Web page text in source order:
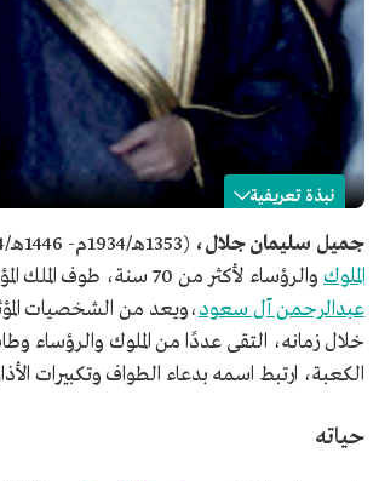
نبذة تعريفية
جميل جلال
الاسم
جميل جلال.
التصنيف
مطوف.
مكان الميلاد
مكة المكرمة.
تاريخ الميلاد
1934م.
تاريخ الوفاة
جميل سليمان جلال، (1353هـ/1934م- 1446هـ/2024م)،
الملوك والرؤساء لأكثر من 70 سنة، طوف الملك المؤسس
عبدالرحمن آل سعود،ويعد من الشخصيات
خلال زمانه، التقى عددًا من الملوك والرؤساء
الكعبة، ارتبط اسمه بدعاء الطواف وتكبيرات
حياته